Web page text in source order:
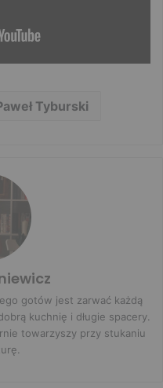
Tyburski
gotów jest zarwać każdą
kuchnię i długie spacery.
towarzyszy przy stukaniu